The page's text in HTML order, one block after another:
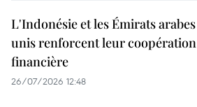
L'Indonésie et les Émirats arabes
unis renforcent leur coopération
financière
26/07/2026 12:48